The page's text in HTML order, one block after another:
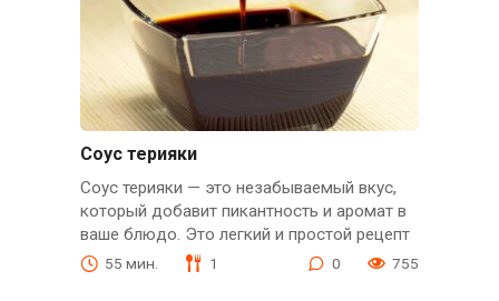
Соус терияки
Соус терияки — это незабываемый вкус,
который добавит пикантность и аромат в
ваше блюдо. Это легкий и простой рецепт
55 мин. 1 0 755